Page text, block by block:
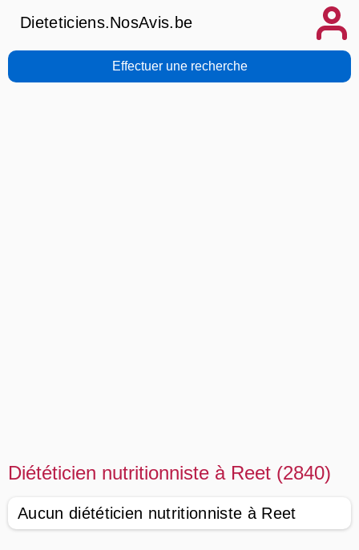
Dieteticiens.NosAvis.be
Effectuer une recherche
Diététicien nutritionniste à Reet (2840)
Aucun diététicien nutritionniste à Reet